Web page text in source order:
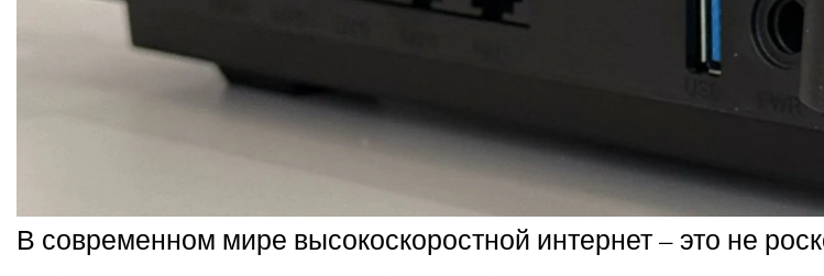
В современном мире высокоскоростной интернет – это не